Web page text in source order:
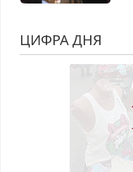
ЦИФРА ДНЯ